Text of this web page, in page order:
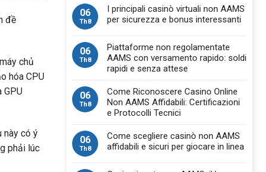
đề
chủ
hóa CPU
GPU
này có ý
phải lúc
06
Th8
I principali casinò virtuali non AAMS
per sicurezza e bonus interessanti
06
Th8
Piattaforme non regolamentate
AAMS con versamento rapido: soldi
rapidi e senza attese
06
Th8
Come Riconoscere Casino Online
Non AAMS Affidabili: Certificazioni
e Protocolli Tecnici
06
Th8
Come scegliere casinò non AAMS
affidabili e sicuri per giocare in linea